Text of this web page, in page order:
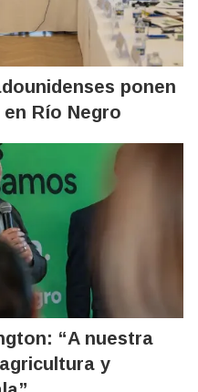
ponen
Río Negro
“A nuestra
y